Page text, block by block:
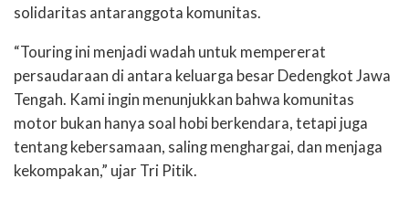
solidaritas antaranggota komunitas.
“Touring ini menjadi wadah untuk mempererat
persaudaraan di antara keluarga besar Dedengkot Jawa
Tengah. Kami ingin menunjukkan bahwa komunitas
motor bukan hanya soal hobi berkendara, tetapi juga
tentang kebersamaan, saling menghargai, dan menjaga
kekompakan,” ujar Tri Pitik.